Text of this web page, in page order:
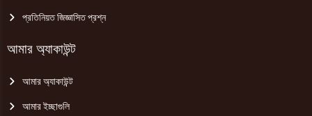
প্রতিনিয়ত জিজ্ঞাসিত প্রশ্ন
আমার অ্যাকাউন্ট
আমার অ্যাকাউন্ট
আমার ইচ্ছাগুলি